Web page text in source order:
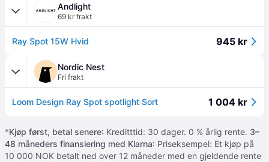
Andlight
69 kr frakt
Ray Spot 15W Hvid 945 kr
Nordic Nest
Fri frakt
Loom Design Ray Spot spotlight Sort 1 004 kr
*Kjøp først, betal senere: Kreditttid: 30 dager. 0 % årlig rente. 3–
48 måneders finansiering med Klarna: Priseksempel: Et kjøp på
10 000 NOK betalt ned over 12 måneder med en gjeldende rente